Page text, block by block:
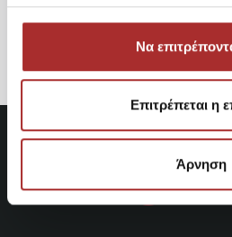
Να
Επιτρέπεται η
Άρνηση
50,00€